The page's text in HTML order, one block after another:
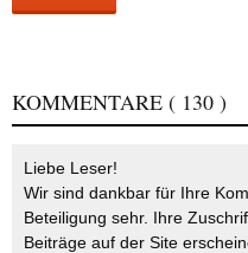
KOMMENTARE ( 130 )
Liebe Leser!
Wir sind dankbar für Ihre
Beteiligung sehr. Ihre
Beiträge auf der Site